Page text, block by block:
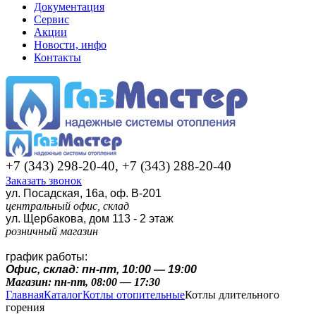
Документация
Сервис
Акции
Новости, инфо
Контакты
+7 (343) 298-20-40, +7 (343) 288-20-40
Заказать звонок
ул. Посадская, 16а, оф. В-201
центральный офис, склад
ул. Щербакова, дом 113 - 2 этаж
розничный магазин
график работы:
Офис, склад: пн-пт, 10:00 — 19:00
Магазин: пн-пт, 08:00 — 17:30
ГлавнаяКаталогКотлы отопительныеКотлы длительного
горения